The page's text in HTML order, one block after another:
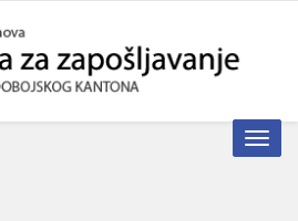
Toggle